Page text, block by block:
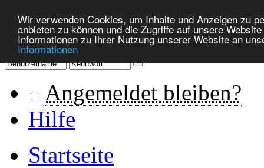
Wir verwenden Cookies, um Inhalte und Anzeigen zu
anbieten zu können und die Zugriffe auf unsere
Informationen zu Ihrer Nutzung unserer Website an
Informationen
Angemeldet bleiben?
Hilfe
Startseite